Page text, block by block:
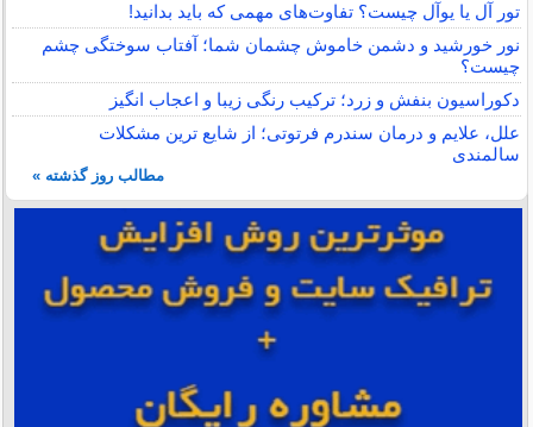
تور آل یا یوآل چیست؟ تفاوت‌های مهمی که باید بدانید!
نور خورشید و دشمن خاموش چشمان شما؛ آفتاب سوختگی چشم
چیست؟
دکوراسیون بنفش و زرد؛ ترکیب رنگی زیبا و اعجاب انگیز
علل، علایم و درمان سندرم فرتوتی؛ از شایع ترین مشکلات
سالمندی
مطالب روز گذشته »